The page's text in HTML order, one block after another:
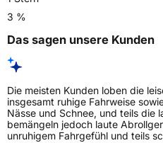
3 %
Das sagen unsere Kunden
Die meisten Kunden loben die
insgesamt ruhige Fahrweise
Nässe und Schnee, und teils die
bemängeln jedoch laute
unruhigem Fahrgefühl und teils